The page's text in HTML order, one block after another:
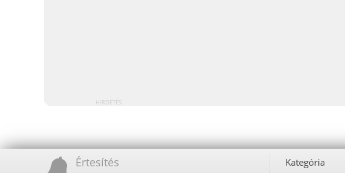
HIRDETÉS
Értesítés Kategória